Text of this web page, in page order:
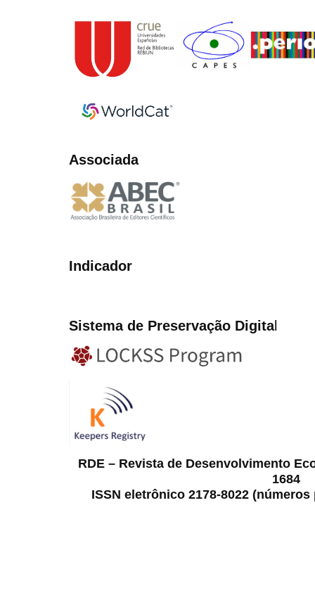
Associada
Indicador
Sistema de Preservação Digital
RDE – Revista de Desenvolvimento
1684
ISSN eletrônico 2178-8022